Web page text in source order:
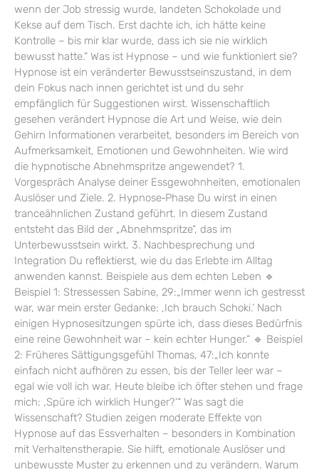
wenn der Job stressig wurde, landeten Schokolade und
Kekse auf dem Tisch. Erst dachte ich, ich hätte keine
Kontrolle – bis mir klar wurde, dass ich sie nie wirklich
bewusst hatte.“ Was ist Hypnose – und wie funktioniert sie?
Hypnose ist ein veränderter Bewusstseinszustand, in dem
dein Fokus nach innen gerichtet ist und du sehr
empfänglich für Suggestionen wirst. Wissenschaftlich
gesehen verändert Hypnose die Art und Weise, wie dein
Gehirn Informationen verarbeitet, besonders im Bereich von
Aufmerksamkeit, Emotionen und Gewohnheiten. Wie wird
die hypnotische Abnehmspritze angewendet? 1.
Vorgespräch Analyse deiner Essgewohnheiten, emotionalen
Auslöser und Ziele. 2. Hypnose‑Phase Du wirst in einen
tranceähnlichen Zustand geführt. In diesem Zustand
entsteht das Bild der „Abnehmspritze“, das im
Unterbewusstsein wirkt. 3. Nachbesprechung und
Integration Du reflektierst, wie du das Erlebte im Alltag
anwenden kannst. Beispiele aus dem echten Leben 🔹
Beispiel 1: Stressessen Sabine, 29:„Immer wenn ich gestresst
war, war mein erster Gedanke: ‚Ich brauch Schoki.‘ Nach
einigen Hypnosesitzungen spürte ich, dass dieses Bedürfnis
eine reine Gewohnheit war – kein echter Hunger.“ 🔹 Beispiel
2: Früheres Sättigungsgefühl Thomas, 47:„Ich konnte
einfach nicht aufhören zu essen, bis der Teller leer war –
egal wie voll ich war. Heute bleibe ich öfter stehen und frage
mich: ‚Spüre ich wirklich Hunger?‘“ Was sagt die
Wissenschaft? Studien zeigen moderate Effekte von
Hypnose auf das Essverhalten – besonders in Kombination
mit Verhaltenstherapie. Sie hilft, emotionale Auslöser und
unbewusste Muster zu erkennen und zu verändern. Warum